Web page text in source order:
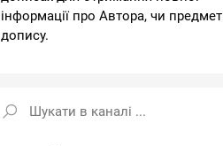
інформації про Автора, чи предмет
допису.